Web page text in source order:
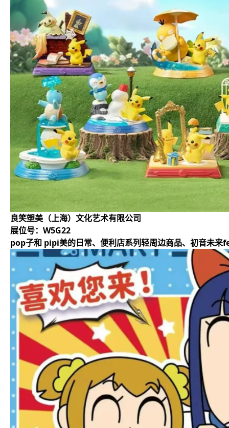
良笑塑美（上海）文化艺术有限公司
展位号：W5G22
pop子和 pipi美的日常、便利店系列轻周边商品、初音未来